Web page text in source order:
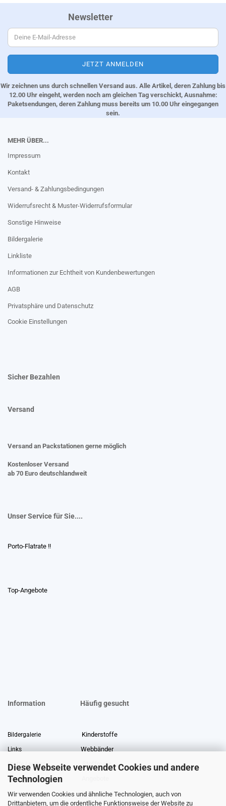
Diese Webseite verwendet Cookies und andere
Technologien
Wir verwenden Cookies und ähnliche Technologien, auch von
Drittanbietern, um die ordentliche Funktionsweise der Website zu
Newsletter
Wir zeichnen uns durch schnellen Versand aus. Alle Artikel, deren Zahlung bis
12.00 Uhr eingeht, werden noch am gleichen Tag verschickt, Ausnahme:
Paketsendungen, deren Zahlung muss bereits um 10.00 Uhr eingegangen
sein.
MEHR ÜBER...
Impressum
Kontakt
Versand- & Zahlungsbedingungen
Widerrufsrecht & Muster-Widerrufsformular
Sonstige Hinweise
Bildergalerie
Linkliste
Informationen zur Echtheit von Kundenbewertungen
AGB
Privatsphäre und Datenschutz
Cookie Einstellungen
Sicher Bezahlen
Versand
Versand an Packstationen gerne möglich
Kostenloser Versand
ab 70 Euro deutschlandweit
Unser Service für Sie....
Porto-Flatrate !!
Top-Angebote
Information Häufig gesucht
Bildergalerie Kinderstoffe
Links Webbänder
Stoffe Lexikon Stoffreste
Über uns
Gewerberabatt Meterware